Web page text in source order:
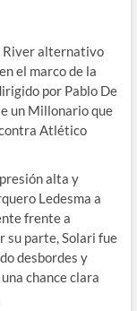
River alternativo
el marco de la
por Pablo De
un Millonario que
Atlético
alta y
Ledesma a
frente a
su parte, Solari fue
desbordes y
chance clara